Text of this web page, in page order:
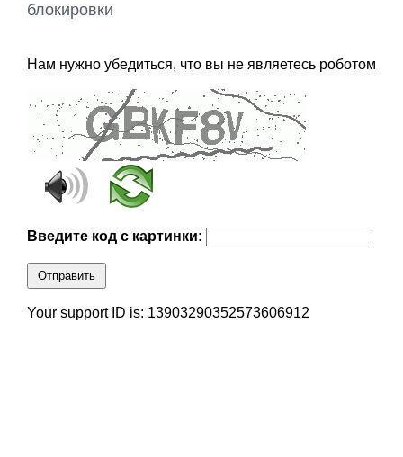
блокировки
Нам нужно убедиться, что вы не являетесь роботом
Введите код с картинки:
Отправить
Your support ID is: 13903290352573606912